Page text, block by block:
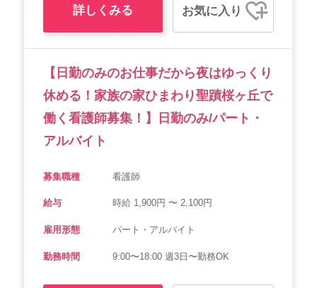
詳しくみる お気に入り
【日勤のみのお仕事だから夜はゆっくり
休める！家族の家ひまわり聖蹟桜ヶ丘で
働く看護師募集！】日勤のみ/パート・
アルバイト
募集職種 看護師
給与 時給 1,900円 〜 2,100円
雇用形態 パート・アルバイト
勤務時間 9:00〜18:00 週3日〜勤務OK